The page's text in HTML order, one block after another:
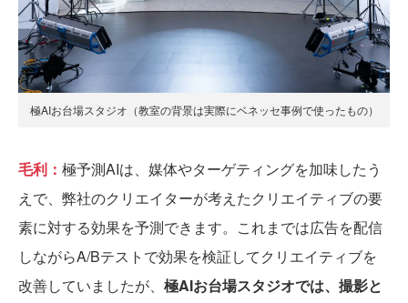
極AIお台場スタジオ（教室の背景は実際にベネッセ事例で使ったもの）
毛利： 極予測AIは、媒体やターゲティングを加味したう
えで、弊社のクリエイターが考えたクリエイティブの要
素に対する効果を予測できます。これまでは広告を配信
しながらA/Bテストで効果を検証してクリエイティブを
改善していましたが、 極AIお台場スタジオでは、撮影と